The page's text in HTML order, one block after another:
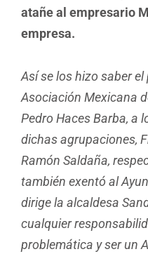
atañe al empresario
empresa.
Así se los hizo saber
Asociación Mexicana
Pedro Haces Barba, a
dichas agrupaciones,
Ramón Saldaña,
también exentó al
dirige la alcaldesa
cualquier
problemática y ser un